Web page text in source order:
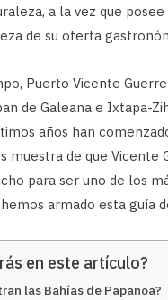
a la vez que
de su oferta
Puerto Vicente
de Galeana e Ixtapa-
años han
muestra de que
para ser uno de los
armado esta guía
en este artículo?
las Bahías de Papanoa?